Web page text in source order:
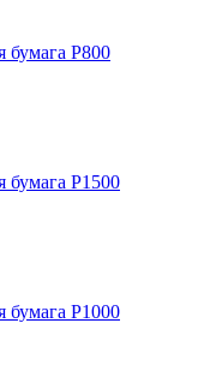
бумага P800
P1500
P1000